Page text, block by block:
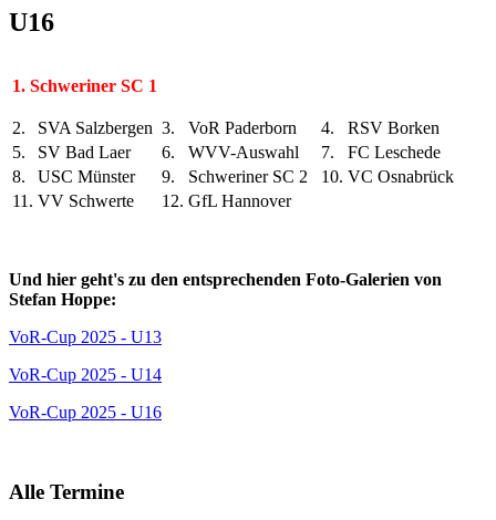
U16
1. Schweriner SC 1
2. SVA Salzbergen 3. VoR Paderborn 4.
RSV Borken
5.
SV Bad Laer 6. WVV-Auswahl 7.
FC Leschede
8.
USC Münster 9. Schweriner SC 2 10. VC Osnabrück
11. VV Schwerte 12. GfL Hannover
Und hier geht's zu den entsprechenden Foto-Galerien von
Stefan Hoppe:
VoR-Cup 2025 - U13
VoR-Cup 2025 - U14
VoR-Cup 2025 - U16
Alle Termine